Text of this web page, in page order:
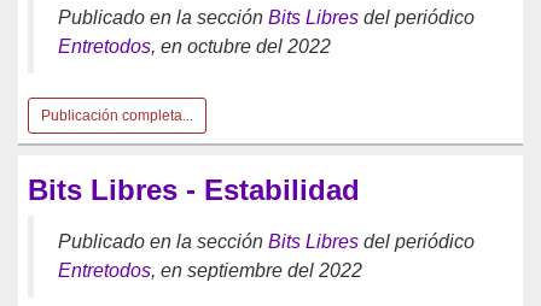
Publicado en la sección Bits Libres del periódico
Entretodos, en octubre del 2022
Publicación completa...
Bits Libres - Estabilidad
Publicado en la sección Bits Libres del periódico
Entretodos, en septiembre del 2022